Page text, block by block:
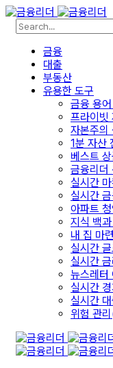
금융
대출
부동산
유용한 도구
금융 용
프라이빗
자본주의
1분 자산
베스트
금융리더
실시간
실시간
아파트
지식 백
내 집 마
실시간
실시간
뉴스레터
실시간
실시간
위험 관